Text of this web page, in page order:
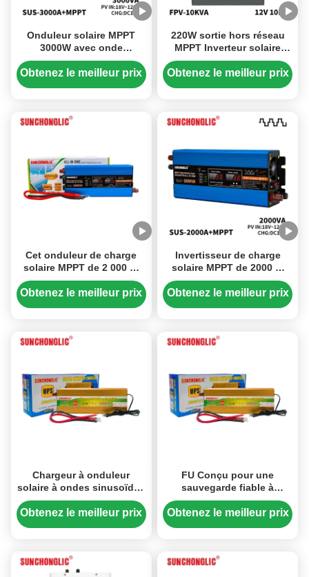
Onduleur solaire MPPT
3000W avec onde
sinusoïdale modifiée pour
conversion 12V CC à 220V
Obtenez le meilleur prix
220W sortie hors réseau
MPPT Inverteur solaire
photovoltaïque sans
batterie Inverteur solaire
hybride à onde sinusoïdale
Obtenez le meilleur prix
Cet onduleur de charge
solaire MPPT de 2 000 W
dispose d'une sortie
d'onde sinusoïdale
Obtenez le meilleur prix
Invertisseur de charge
solaire MPPT de 2000 W
avec onde sinusoïdale
modifiée pour la
conversion de puissance
Obtenez le meilleur prix
Chargeur à onduleur
solaire à ondes sinusoïdes
modifié FU 3000W pour
usage domestique
Obtenez le meilleur prix
FU Conçu pour une
sauvegarde fiable à
domicile, ce chargeur
inverseur UPS solaire à
12 V en courant alternatif
Obtenez le meilleur prix